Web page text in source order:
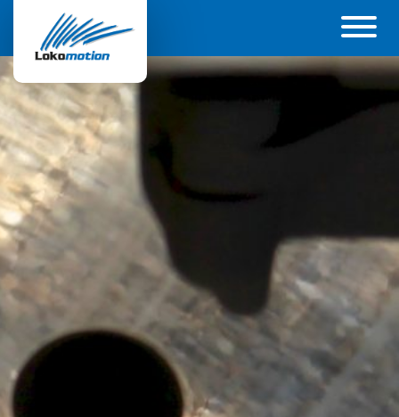
Geschichte
Management
Wie wir arbeiten
Projekte
Umwelt
Energiemanagement
Leistungen